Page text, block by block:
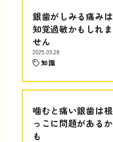
銀歯がしみる痛みは
知覚過敏かもしれま
せん
2025.09.28
知識
噛むと痛い銀歯は根
っこに問題があるか
も